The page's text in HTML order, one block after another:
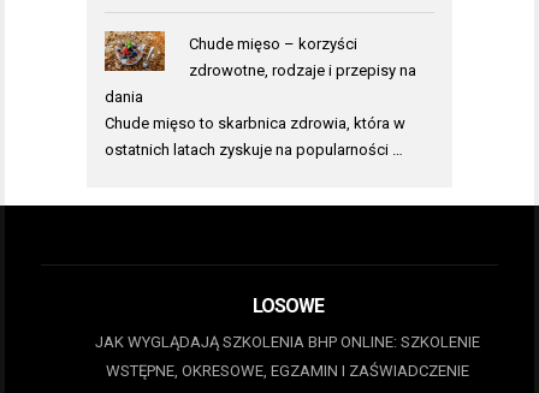
Chude mięso – korzyści
zdrowotne, rodzaje i przepisy na
dania
Chude mięso to skarbnica zdrowia, która w
ostatnich latach zyskuje na popularności …
LOSOWE
JAK WYGLĄDAJĄ SZKOLENIA BHP ONLINE: SZKOLENIE
WSTĘPNE, OKRESOWE, EGZAMIN I ZAŚWIADCZENIE